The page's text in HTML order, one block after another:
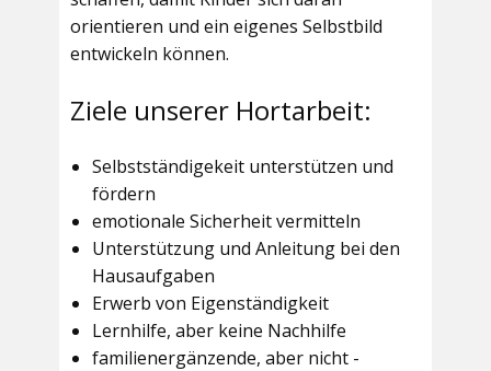
orientieren und ein eigenes Selbstbild
entwickeln können.
Ziele unserer Hortarbeit:
Selbstständigekeit unterstützen und
fördern
emotionale Sicherheit vermitteln
Unterstützung und Anleitung bei den
Hausaufgaben
Erwerb von Eigenständigkeit
Lernhilfe, aber keine Nachhilfe
familienergänzende, aber nicht -